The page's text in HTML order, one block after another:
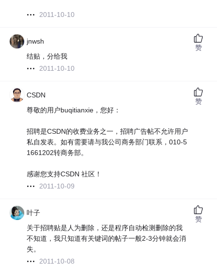
2011-10-10
jnwsh
结贴，分给我
2011-10-10
赞
CSDN
尊敬的用户buqitianxie，您好：
招聘是CSDN的收费业务之一，招聘广告帖不允许用户
私自发表。如有需要请与我公司商务部门联系，010-5
1661202转商务部。
感谢您支持CSDN 社区！
2011-10-09
赞
叶子
关于招聘贴是人为删除，还是程序自动检测删除的我
不知道，我只知道有关键词的帖子一般2-3分钟就会消
失。
2011-10-08
赞